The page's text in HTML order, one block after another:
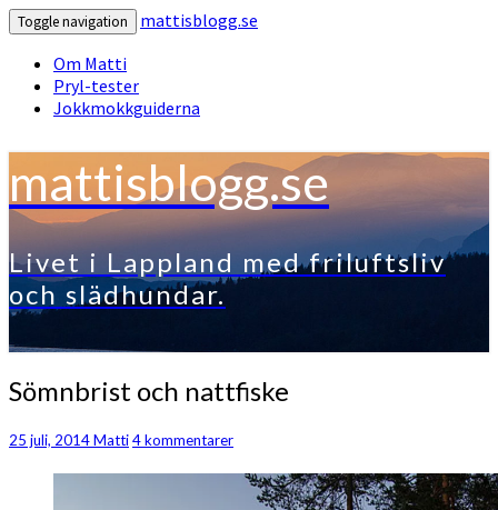
Toggle navigation
mattisblogg.se
Om Matti
Pryl-tester
Jokkmokkguiderna
mattisblogg.se
Livet i Lappland med friluftsliv
och slädhundar.
Sömnbrist
och
Sömnbrist och nattfiske
25 juli, 2014MattiKommentarer
4 kommentarer